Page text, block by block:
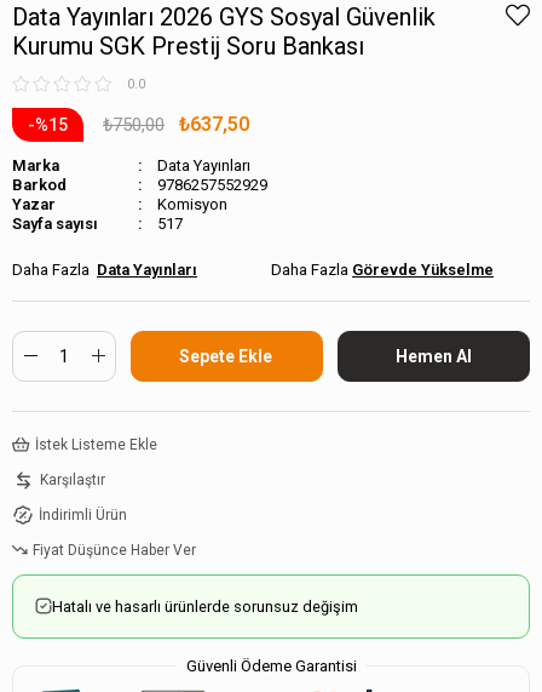
Data Yayınları 2026 GYS Sosyal Güvenlik
Kurumu SGK Prestij Soru Bankası
0.0
15 ₺750,00 ₺637,50
Marka
Data Yayınları
Barkod
9786257552929
Komisyon
Sayfa sayısı
517
Data Yayınları Görevde Yükselme
İstek Listeme Ekle
Karşılaştır
İndirimli Ürün
Fiyat Düşünce Haber Ver
Hatalı ve hasarlı ürünlerde sorunsuz değişim
Güvenli Ödeme Garantisi